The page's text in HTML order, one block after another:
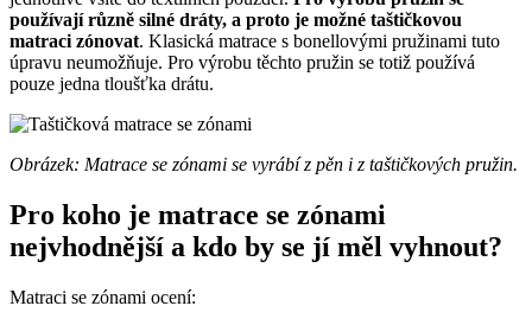
používají různě silné dráty, a proto je možné taštičkovou
matraci zónovat. Klasická matrace s bonellovými pružinami tuto
úpravu neumožňuje. Pro výrobu těchto pružin se totiž používá
pouze jedna tloušťka drátu.
Obrázek: Matrace se zónami se vyrábí z pěn i z taštičkových pružin.
Pro koho je matrace se zónami
nejvhodnější a kdo by se jí měl vyhnout?
Matraci se zónami ocení: